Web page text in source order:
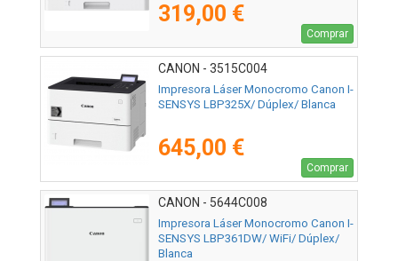
319,00 €
Comprar
CANON - 3515C004
Impresora Láser Monocromo Canon I-
SENSYS LBP325X/ Dúplex/ Blanca
645,00 €
Comprar
CANON - 5644C008
Impresora Láser Monocromo Canon I-
SENSYS LBP361DW/ WiFi/ Dúplex/
Blanca